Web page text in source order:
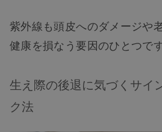
紫外線も頭皮へのダメージや
健康を損なう要因のひとつです
生え際の後退に気づくサイ
ク法